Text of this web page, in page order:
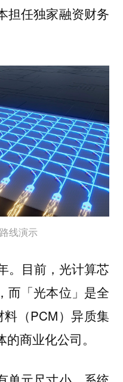
担任独家融资财务
线演示
。目前，光计算芯
而「光本位」是全
（PCM）异质集
商业化公司。